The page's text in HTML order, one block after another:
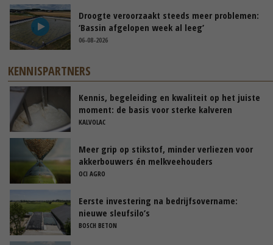
Droogte veroorzaakt steeds meer problemen:
‘Bassin afgelopen week al leeg’
06-08-2026
KENNISPARTNERS
Kennis, begeleiding en kwaliteit op het juiste
moment: de basis voor sterke kalveren
KALVOLAC
Meer grip op stikstof, minder verliezen voor
akkerbouwers én melkveehouders
OCI AGRO
Eerste investering na bedrijfsovername:
nieuwe sleufsilo’s
BOSCH BETON